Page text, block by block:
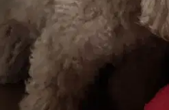
È più facile cercare i pet sitter nell’app
Scarica l’app Sittsy